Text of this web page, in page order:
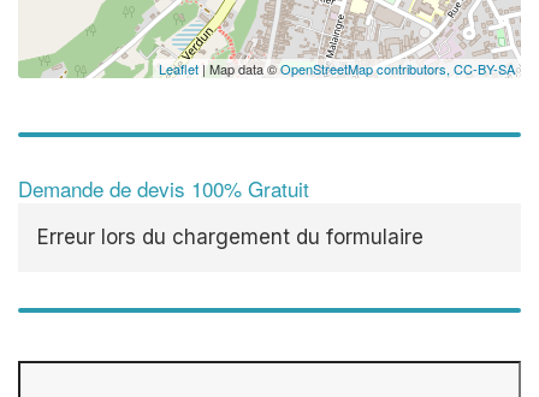
Leaflet| Map data ©OpenStreetMap contributors, CC-BY-SA
Demande de devis 100% Gratuit
Erreur lors du chargement du formulaire